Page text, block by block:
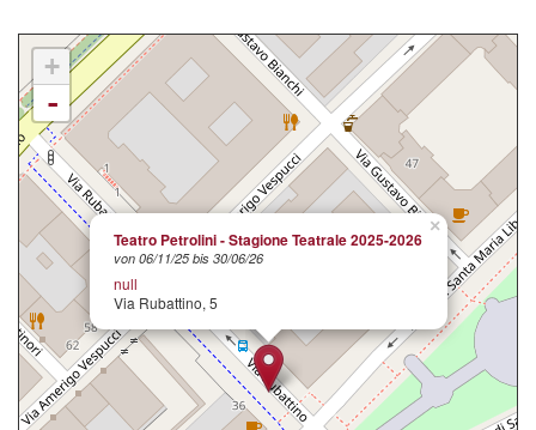
×
Teatro Petrolini - Stagione Teatrale 2025-2026
von 06/11/25 bis 30/06/26
null
Via Rubattino, 5
+
-